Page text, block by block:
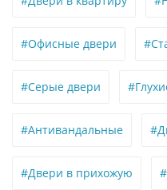
#Офисные двери
#Серые двери
#Антивандальные
#Двери в прихожую